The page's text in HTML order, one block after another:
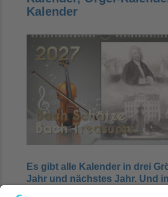
Kalender
Es gibt alle Kalender in drei
Jahr und nächstes Jahr. Und